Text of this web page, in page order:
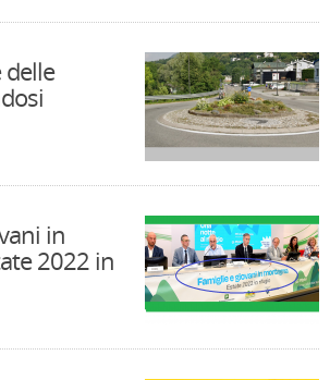
delle
in
2022 in